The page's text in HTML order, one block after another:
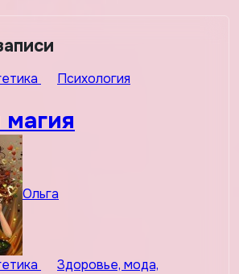
Психология
Ольга
Здоровье, мода,